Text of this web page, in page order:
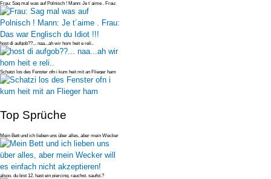
Frau: Sag mal was auf Polnisch ! Mann: Je t´aime . Frau:
Das war Englis
host di aufgob??... naa...ah wir hom heit e reli..
Schatzi los des Fenster ofn i kum heit mit an Flieger ham
Top Sprüche
Mein Bett und ich lieben uns über alles, aber mein Wecker
will es einfac
alsoo. du bist 12. hast ein piercing. rauchst. saufst.?